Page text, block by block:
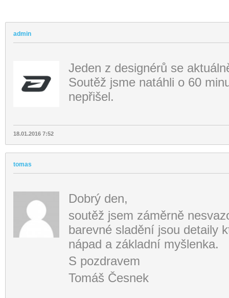
admin
Jeden z designérů se
Soutěž jsme natáhli o 60
nepřišel.
18.01.2016 7:52
tomas
Dobrý den,
soutěž jsem záměrně
barevné sladění jsou detaily
nápad a základní myšlenka.
S pozdravem
Tomáš Česnek